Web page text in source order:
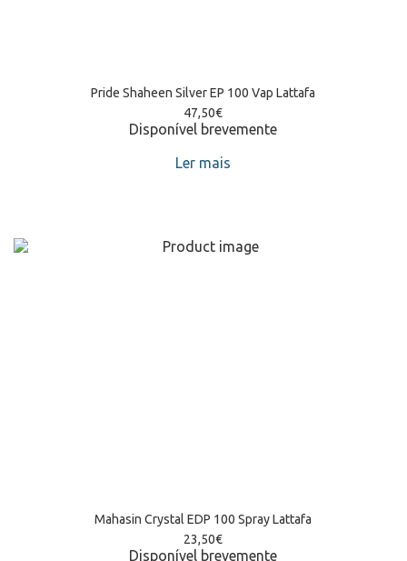
Pride Shaheen Silver EP 100 Vap Lattafa
47,50€
Disponível brevemente
Ler mais
Mahasin Crystal EDP 100 Spray Lattafa
23,50€
Disponível brevemente